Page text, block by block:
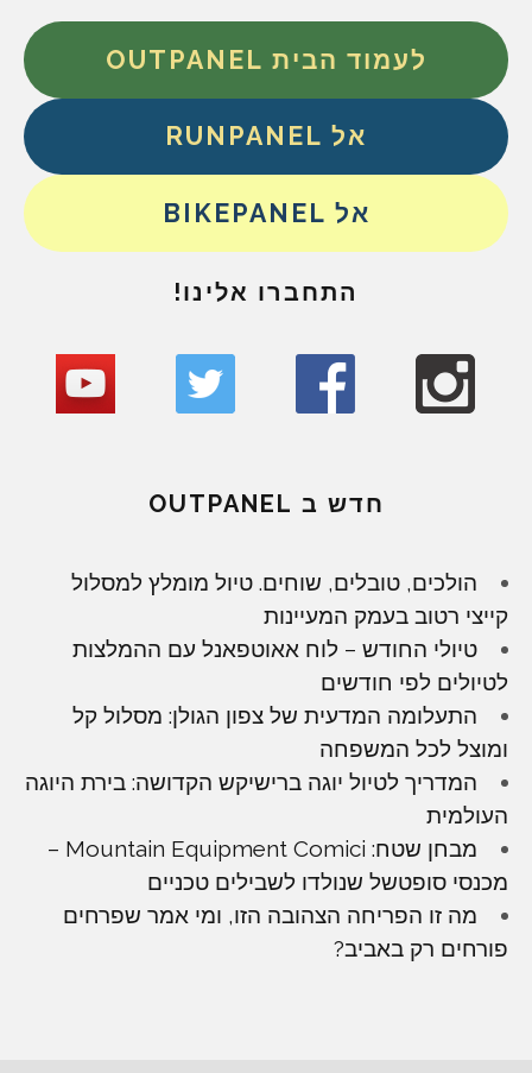
לעמוד הבית OUTPANEL
אל RUNPANEL
אל BIKEPANEL
התחברו אלינו!
חדש ב OUTPANEL
הולכים, טובלים, שוחים. טיול מומלץ למסלול
קייצי רטוב בעמק המעיינות
טיולי החודש – לוח אאוטפאנל עם ההמלצות
לטיולים לפי חודשים
התעלומה המדעית של צפון הגולן: מסלול קל
ומוצל לכל המשפחה
המדריך לטיול יוגה ברישיקש הקדושה: בירת היוגה
העולמית
מבחן שטח: Mountain Equipment Comici –
מכנסי סופטשל שנולדו לשבילים טכניים
מה זו הפריחה הצהובה הזו, ומי אמר שפרחים
פורחים רק באביב?